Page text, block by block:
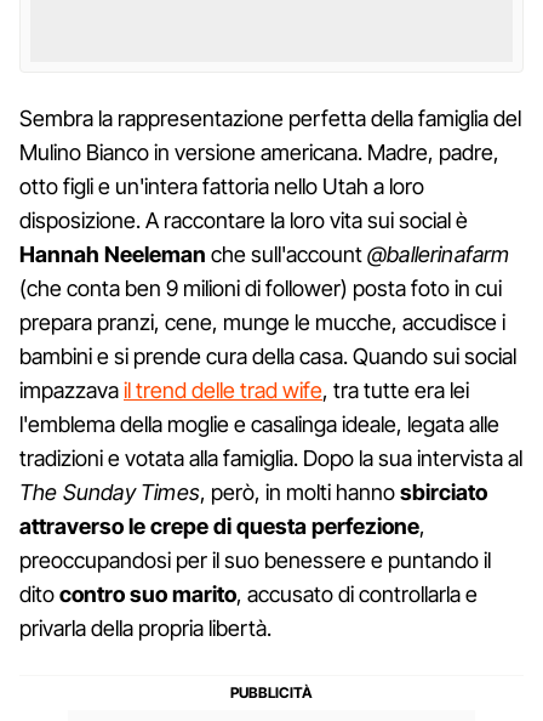
Sembra la rappresentazione perfetta della famiglia del
Mulino Bianco in versione americana. Madre, padre,
otto figli e un'intera fattoria nello Utah a loro
disposizione. A raccontare la loro vita sui social è
Hannah Neeleman che sull'account@ballerinafarm
(che conta ben 9 milioni di follower) posta foto in cui
prepara pranzi, cene, munge le mucche, accudisce i
bambini e si prende cura della casa. Quando sui social
impazzavail trend delle trad wife, tra tutte era lei
l'emblema della moglie e casalinga ideale, legata alle
tradizioni e votata alla famiglia. Dopo la sua intervista al
The Sunday Times, però, in molti hannosbirciato
attraverso le crepe di questa perfezione,
preoccupandosi per il suo benessere e puntando il
ditocontro suo marito, accusato di controllarla e
privarla della propria libertà.